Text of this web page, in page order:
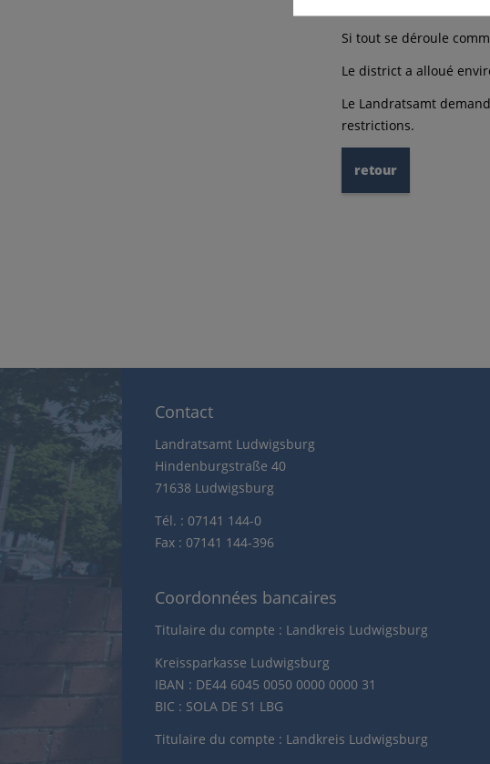
Si tout se déroule
Le district a alloué
Le Landratsamt
restrictions.
retour
Contact
Landratsamt Ludwigsburg
Hindenburgstraße 40
71638 Ludwigsburg
Tél. : 07141 144-0
Fax : 07141 144-396
Coordonnées bancaires
Titulaire du compte : Landkreis Ludwigsburg
Kreissparkasse Ludwigsburg
IBAN : DE44 6045 0050 0000 0000 31
BIC : SOLA DE S1 LBG
Titulaire du compte : Landkreis Ludwigsburg